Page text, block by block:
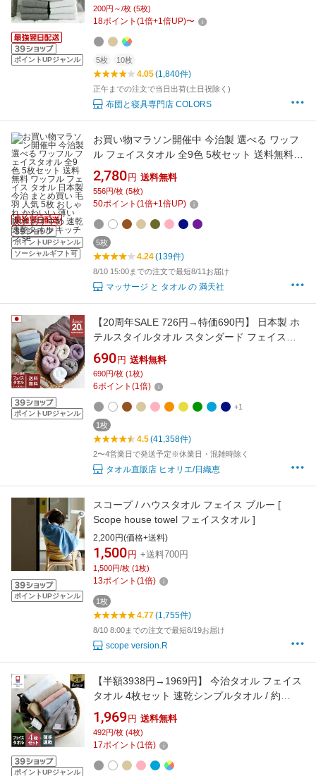
ポイントUPジャンル
乾きが早い 速乾 嵩張らない タオル A901
200円～/枚 (5枚)
18ポイント (1倍+1倍UP)〜
5枚 10枚
4.05(1,840件)
正午までの注文で当日出荷(土日祝除く)
布団と寝具専門店 COLORS
ポイントUPジャンル
ソーシャルギフト可
お買い物マラソン開催中 今治製 選べる ワッフ
ル フェイスタオル 全9色 5枚セット 送料無料
ワッフル フェイス タオル 日本製 今治 まとめ買
い 毛羽 人気 5枚 おしゃれ かわいい 薄い 吸水
おすすめ 速乾 速乾タオル キッチン se
2,780 円 送料無料
556円/枚 (5枚)
50ポイント (1倍+1倍UP)
5枚
4.24(139件)
8/10 15:00までの注文で最短8/11お届け
マッサージ と タオル の 満天社
ポイントUPジャンル
【20周年SALE 726円→特価690円】 日本製 ホ
テルスタイルタオル スタンダード フェイスタ
オル 【お試しSALE】 楽天1位受賞 / 約
34×86cm タオル 厚手 吸水 1枚 ポイント消化
SALE 送料無料 メディア掲載
690 円 送料無料
690円/枚 (1枚)
6ポイント (1倍)
+1
1枚
4.5(41,358件)
2〜4営業日で発送予定※休業日・混雑時除く
タオル直販店 ヒオリエ/日織恵
ポイントUPジャンル
スコープ / ハウスタオル フェイス ブルー [
Scope house towel フェイスタオル ]
2,200円(価格+送料)
1,500 円 +送料700円
1,500円/枚 (1枚)
13ポイント (1倍)
1枚
4.77(1,755件)
8/10 8:00までの注文で最短8/19お届け
scope version.R
ポイントUPジャンル
【半額3938円→1969円】 今治タオル フェイス
タオル 4枚セット 速乾シンプルタオル / 約
34×80cm 日本製 今治 タオル 薄手 吸水 セット
まとめ買い ad
1,969 円 送料無料
492円/枚 (4枚)
17ポイント (1倍)